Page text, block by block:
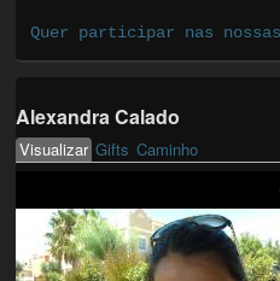
Quer participar nas
Alexandra Calado
Primary tabs
Visualizar(active tab)
Gifts Caminho